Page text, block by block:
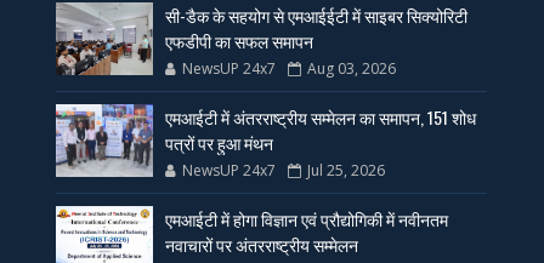
सी-डैक के सहयोग से एमआईईटी में साइबर सिक्योरिटी
एफडीपी का सफल समापन
NewsUP 24x7 Aug 03, 2026
एमआईटी में अंतरराष्ट्रीय सम्मेलन का समापन, 151 शोध
पत्रों पर हुआ मंथन
NewsUP 24x7 Jul 25, 2026
एमआईटी में होगा विज्ञान एवं प्रौद्योगिकी में नवीनतम
नवाचारों पर अंतरराष्ट्रीय सम्मेलन